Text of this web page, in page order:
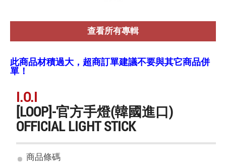
查看所有專輯
此商品材積過大，超商訂單建議不要與其它商品併
單！
I.O.I
[LOOP]-官方手燈(韓國進口)
OFFICIAL LIGHT STICK
商品條碼